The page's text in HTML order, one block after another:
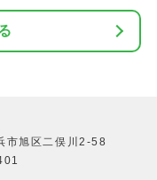
市旭区二俣川2-58